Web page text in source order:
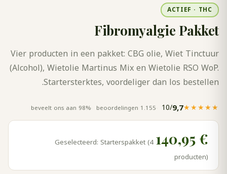
ACTIEF · THC
Fibromyalgie Pakket
Vier producten in een pakket: CBG olie, Wiet Tinctuur
(Alcohol), Wietolie Martinus Mix en Wietolie RSO WoP.
Startersterktes, voordeliger dan los bestellen.
★★★★★
9,7
/10
1.155 beoordelingen
98% beveelt ons aan
€ 140,95
Geselecteerd: Starterspakket (4
producten)